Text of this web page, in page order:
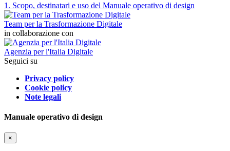
1. Scopo, destinatari e uso del Manuale operativo di design
Team per la Trasformazione Digitale
in collaborazione con
Agenzia per l'Italia Digitale
Seguici su
Privacy policy
Cookie policy
Note legali
Manuale operativo di design
×